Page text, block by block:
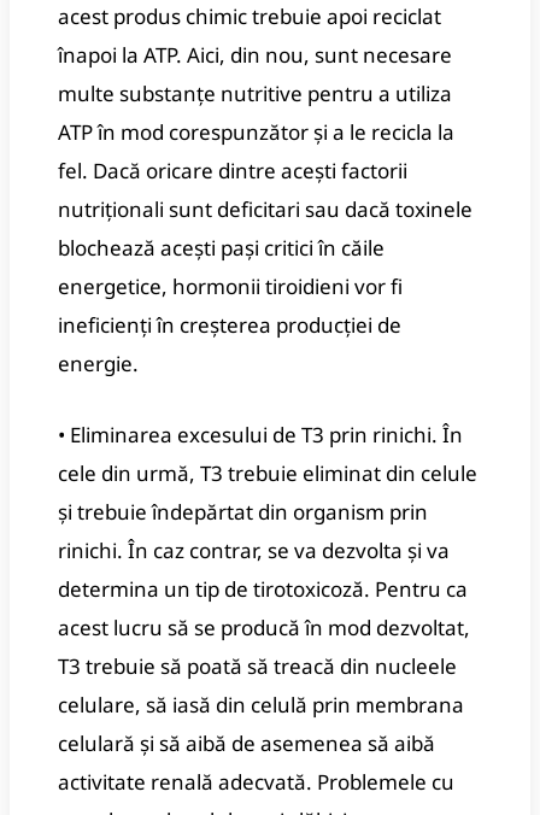
acest produs chimic trebuie apoi reciclat
înapoi la ATP. Aici, din nou, sunt necesare
multe substanțe nutritive pentru a utiliza
ATP în mod corespunzător și a le recicla la
fel. Dacă oricare dintre acești factorii
nutriționali sunt deficitari sau dacă toxinele
blochează acești pași critici în căile
energetice, hormonii tiroidieni vor fi
ineficienți în creșterea producției de
energie.
• Eliminarea excesului de T3 prin rinichi. În
cele din urmă, T3 trebuie eliminat din celule
și trebuie îndepărtat din organism prin
rinichi. În caz contrar, se va dezvolta și va
determina un tip de tirotoxicoză. Pentru ca
acest lucru să se producă în mod dezvoltat,
T3 trebuie să poată să treacă din nucleele
celulare, să iasă din celulă prin membrana
celulară și să aibă de asemenea să aibă
activitate renală adecvată. Problemele cu